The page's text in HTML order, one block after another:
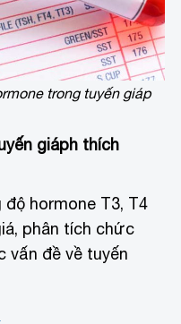
trong tuyến giáp
giáph thích
hormone T3, T4
phân tích chức
vấn đề về tuyến